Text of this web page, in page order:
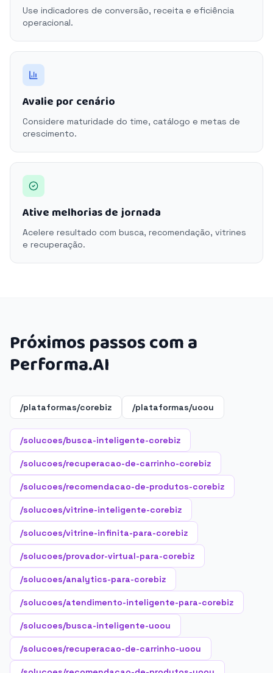
Use indicadores de conversão, receita e eficiência
operacional.
Avalie por cenário
Considere maturidade do time, catálogo e metas de
crescimento.
Ative melhorias de jornada
Acelere resultado com busca, recomendação, vitrines
e recuperação.
Próximos passos com a
Performa.AI
/plataformas/corebiz /plataformas/uoou
/solucoes/busca-inteligente-corebiz
/solucoes/recuperacao-de-carrinho-corebiz
/solucoes/recomendacao-de-produtos-corebiz
/solucoes/vitrine-inteligente-corebiz
/solucoes/vitrine-infinita-para-corebiz
/solucoes/provador-virtual-para-corebiz
/solucoes/analytics-para-corebiz
/solucoes/atendimento-inteligente-para-corebiz
/solucoes/busca-inteligente-uoou
/solucoes/recuperacao-de-carrinho-uoou